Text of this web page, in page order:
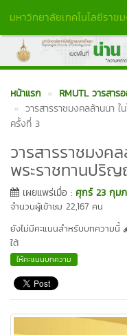
มหาวิทยาลัยเทคโนโลยีราช
หน้าแรก
RMUTL วารสาร
วารสารราชมงคลล้านนา
ครั้งที่ 3
วารสารราชมงค
พระราชทานปริ
เผยแพร่เมื่อ : ศุกร์ 23 กุม
จำนวนผู้เข้าชม 22,167 คน
ยังไม่มีคะแนนสำหรับบทความนี้
ใต้
ให้คะแนนบทความ